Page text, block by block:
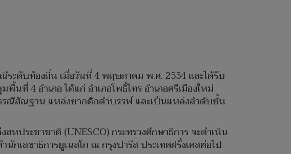
ะดับท้องถิ่น เมื่อวันที่ 4 พฤษภาคม พ.ศ. 2554 และได้รับ
ที่ 4 อำเภอ ได้แก่ อำเภอโพธิ์ไทร อำเภอศรีเมืองใหม่
รณีสัณฐาน แหล่งซากดึกดำบรรพ์ และเป็นแหล่งลำดับชั้น
หประชาชาติ (UNESCO) กระทรวงศึกษาธิการ จะดำเนิน
กเลขาธิการยูเนสโก ณ กรุงปารีส ประเทศฝรั่งเศสต่อไป